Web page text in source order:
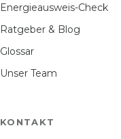
Energieausweis-Check
Ratgeber & Blog
Glossar
Unser Team
KONTAKT